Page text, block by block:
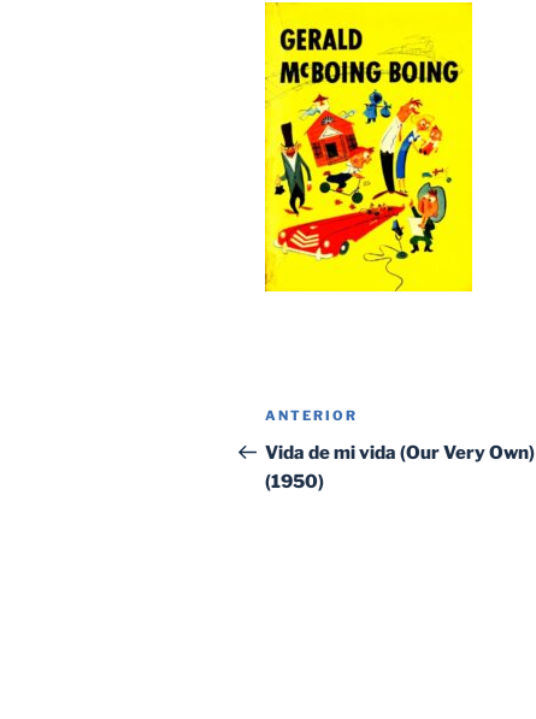
Navegación
de
entradas
Entrada
anterior:
ANTERIOR
Vida de mi vida (Our Very Own)
(1950)